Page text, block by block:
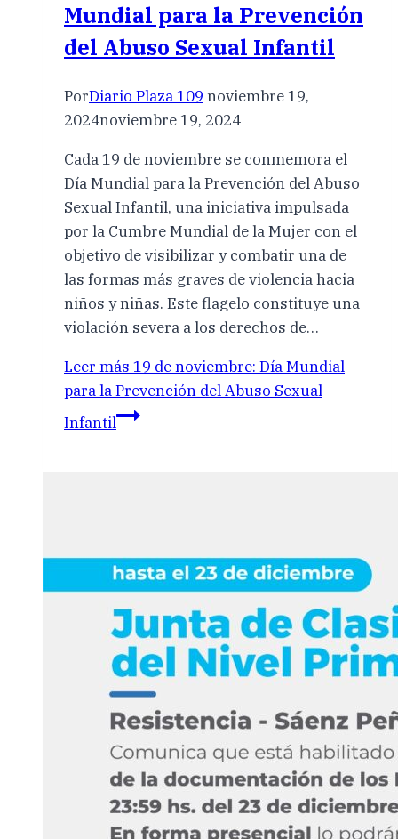
Mundial para la Prevención
del Abuso Sexual Infantil
PorDiario Plaza 109 noviembre 19,
2024noviembre 19, 2024
Cada 19 de noviembre se conmemora el
Día Mundial para la Prevención del Abuso
Sexual Infantil, una iniciativa impulsada
por la Cumbre Mundial de la Mujer con el
objetivo de visibilizar y combatir una de
las formas más graves de violencia hacia
niños y niñas. Este flagelo constituye una
violación severa a los derechos de…
Leer más 19 de noviembre: Día Mundial
para la Prevención del Abuso Sexual
Infantil